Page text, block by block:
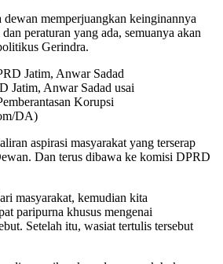
dewan memperjuangkan keinginannya
peraturan yang ada, semuanya akan
Gerindra.
Jatim, Anwar Sadad usai
Korupsi
DA)
aspirasi masyarakat yang terserap
Dan terus dibawa ke komisi DPRD
masyarakat, kemudian kita
paripurna khusus mengenai
Setelah itu, wasiat tertulis tersebut